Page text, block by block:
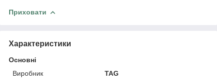
Приховати
Характеристики
Основні
Виробник
TAG